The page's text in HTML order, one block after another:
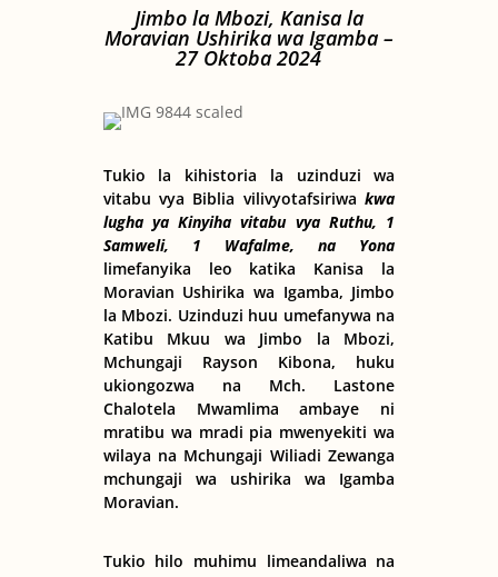
Jimbo la Mbozi, Kanisa la
Moravian Ushirika wa Igamba –
27 Oktoba 2024
Tukio la kihistoria la uzinduzi wa
vitabu vya Biblia vilivyotafsiriwakwa
lugha ya Kinyiha vitabu vya Ruthu, 1
Samweli, 1 Wafalme, na Yona
limefanyika leo katika Kanisa la
Moravian Ushirika wa Igamba, Jimbo
la Mbozi. Uzinduzi huu umefanywa na
Katibu Mkuu wa Jimbo la Mbozi,
Mchungaji Rayson Kibona, huku
ukiongozwa na Mch. Lastone
Chalotela Mwamlima ambaye ni
mratibu wa mradi pia mwenyekiti wa
wilaya na Mchungaji Wiliadi Zewanga
mchungaji wa ushirika wa Igamba
Moravian.
Tukio hilo muhimu limeandaliwa na